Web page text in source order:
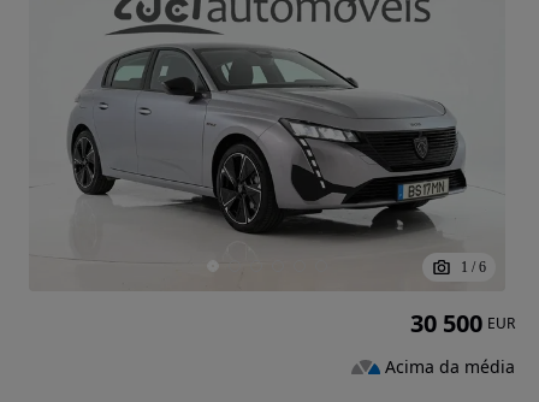
1 / 6
30 500 EUR
Acima da média